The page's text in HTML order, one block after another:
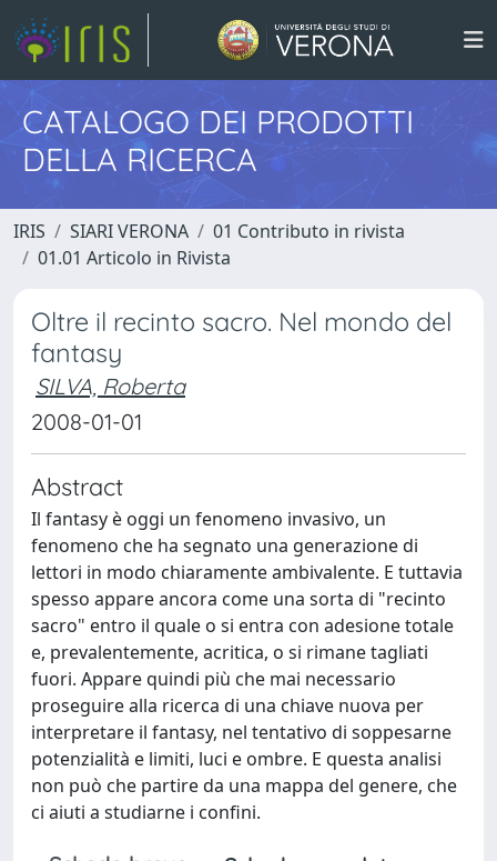
CATALOGO DEI PRODOTTI
DELLA RICERCA
IRIS SIARI VERONA
01 Contributo in rivista
01.01 Articolo in Rivista
Oltre il recinto sacro. Nel mondo del
fantasy
SILVA, Roberta
2008-01-01
Abstract
Il fantasy è oggi un fenomeno invasivo, un
fenomeno che ha segnato una generazione di
lettori in modo chiaramente ambivalente. E tuttavia
spesso appare ancora come una sorta di "recinto
sacro" entro il quale o si entra con adesione totale
e, prevalentemente, acritica, o si rimane tagliati
fuori. Appare quindi più che mai necessario
proseguire alla ricerca di una chiave nuova per
interpretare il fantasy, nel tentativo di soppesarne
potenzialità e limiti, luci e ombre. E questa analisi
non può che partire da una mappa del genere, che
ci aiuti a studiarne i confini.